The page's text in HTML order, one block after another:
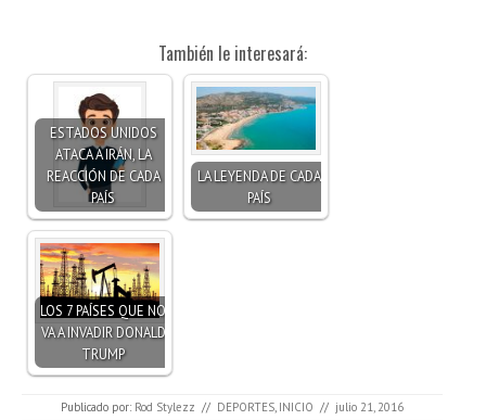
También le interesará:
ESTADOS UNIDOS
ATACA A IRÁN, LA
REACCIÓN DE CADA
PAÍS
LA LEYENDA DE CADA
PAÍS
LOS 7 PAÍSES QUE NO
VA A INVADIR DONALD
TRUMP
Publicado por: Rod Stylezz // DEPORTES, INICIO // julio 21, 2016